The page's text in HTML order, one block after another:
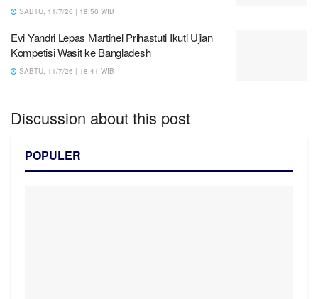
SABTU, 11/7/26 | 18:50 WIB
Evi Yandri Lepas Martinel Prihastuti Ikuti Ujian
Kompetisi Wasit ke Bangladesh
SABTU, 11/7/26 | 18:41 WIB
Discussion about this post
POPULER